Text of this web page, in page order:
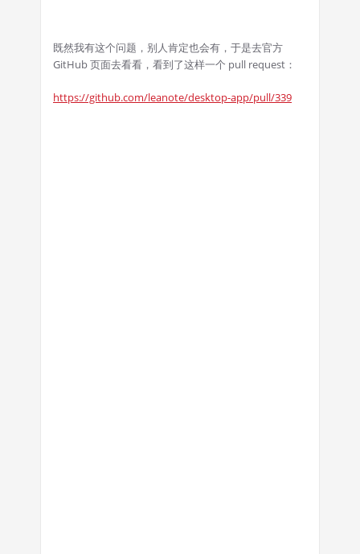
既然我有这个问题，别人肯定也会有，于是去官方
GitHub 页面去看看，看到了这样一个 pull request：
https://github.com/leanote/desktop-app/pull/339